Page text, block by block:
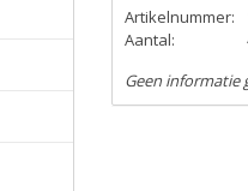
Artikelnummer:
Aantal:
Geen informatie